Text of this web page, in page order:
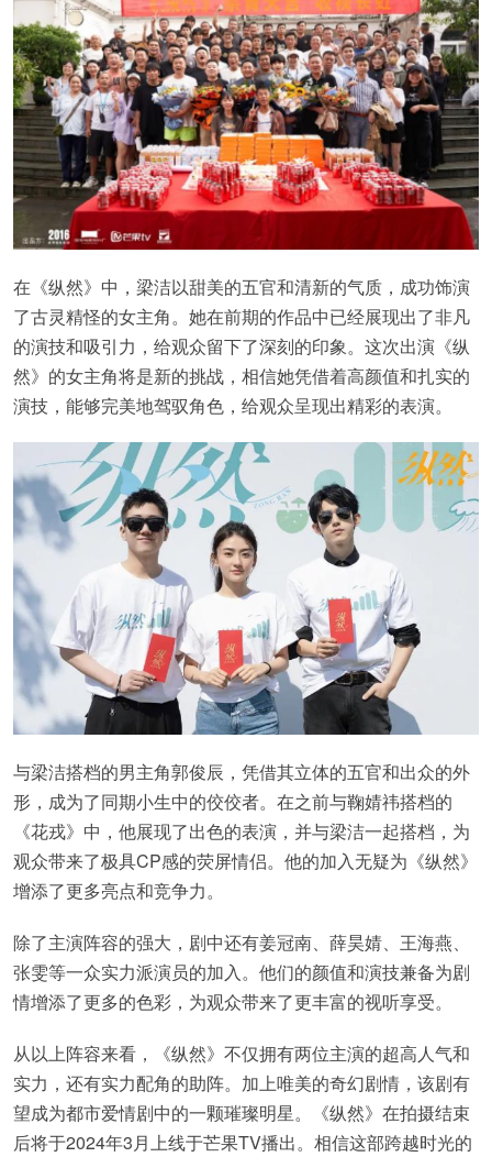
在《纵然》中，梁洁以甜美的五官和清新的气质，成功饰演
了古灵精怪的女主角。她在前期的作品中已经展现出了非凡
的演技和吸引力，给观众留下了深刻的印象。这次出演《纵
然》的女主角将是新的挑战，相信她凭借着高颜值和扎实的
演技，能够完美地驾驭角色，给观众呈现出精彩的表演。
与梁洁搭档的男主角郭俊辰，凭借其立体的五官和出众的外
形，成为了同期小生中的佼佼者。在之前与鞠婧祎搭档的
《花戎》中，他展现了出色的表演，并与梁洁一起搭档，为
观众带来了极具CP感的荧屏情侣。他的加入无疑为《纵然》
增添了更多亮点和竞争力。
除了主演阵容的强大，剧中还有姜冠南、薛昊婧、王海燕、
张雯等一众实力派演员的加入。他们的颜值和演技兼备为剧
情增添了更多的色彩，为观众带来了更丰富的视听享受。
从以上阵容来看，《纵然》不仅拥有两位主演的超高人气和
实力，还有实力配角的助阵。加上唯美的奇幻剧情，该剧有
望成为都市爱情剧中的一颗璀璨明星。《纵然》在拍摄结束
后将于2024年3月上线于芒果TV播出。相信这部跨越时光的